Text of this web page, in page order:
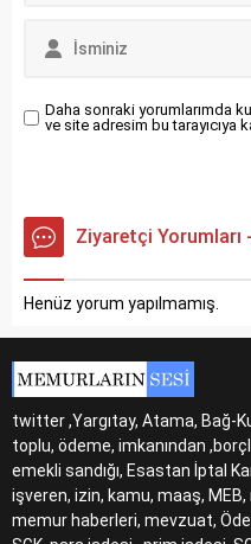
Daha sonraki yorumlarımda
ve site adresim bu tarayıcıya
Ziyaretçi Yorumları
Henüz yorum yapılmamış.
twitter ,Yargıtay, Atama, Bağ-
toplu, ödeme, imkanından
emekli sandığı, Esastan İptal
işveren, izin, kamu, maaş,
memur haberleri, mevzuat,